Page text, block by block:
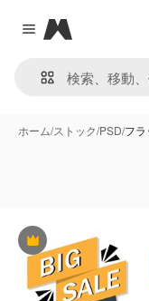
Close menu
Magnific
ホーム/ストック/PSD/フ
Premium